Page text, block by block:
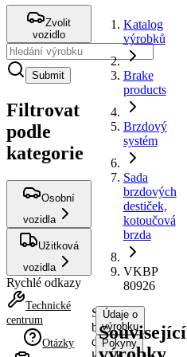
Zvolit
vozidlo
Submit
Filtrovat
podle
kategorie
Osobní
vozidla
Užitková
vozidla
Rychlé odkazy
Technické
centrum
Otázky
Katalog
výrobků
Brake
products
Brzdový
systém
Sada
brzdových
destiček,
kotoučová
brzda
VKBP
80926
Sada
brzdových
destiček,
Údaje o
výrobku
Pokyny
Související